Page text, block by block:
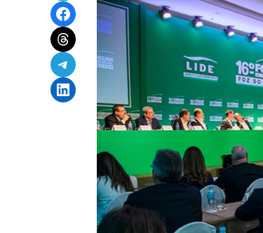
Share on Facebook
Share on Threads
Share on Telegram
Share on LinkedIn